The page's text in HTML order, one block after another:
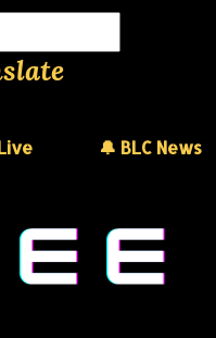
🔔 BLC News